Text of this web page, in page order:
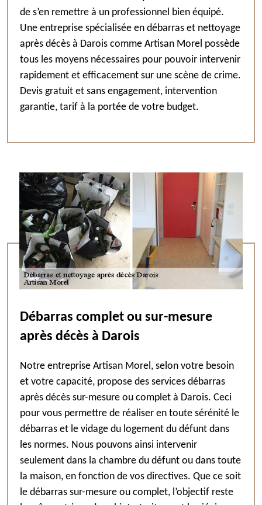
de s’en remettre à un professionnel bien équipé.
Une entreprise spécialisée en débarras et nettoyage
après décès à Darois comme Artisan Morel possède
tous les moyens nécessaires pour pouvoir intervenir
rapidement et efficacement sur une scène de crime.
Devis gratuit et sans engagement, intervention
garantie, tarif à la portée de votre budget.
Débarras complet ou sur-mesure
après décès à Darois
Notre entreprise Artisan Morel, selon votre besoin
et votre capacité, propose des services débarras
après décès sur-mesure ou complet à Darois. Ceci
pour vous permettre de réaliser en toute sérénité le
débarras et le vidage du logement du défunt dans
les normes. Nous pouvons ainsi intervenir
seulement dans la chambre du défunt ou dans toute
la maison, en fonction de vos directives. Que ce soit
le débarras sur-mesure ou complet, l’objectif reste